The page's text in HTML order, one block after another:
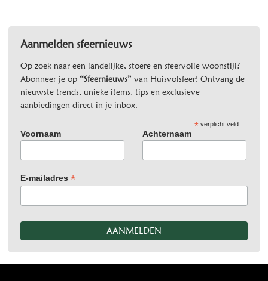
Aanmelden sfeernieuws
Op zoek naar een landelijke, stoere en sfeervolle woonstijl?
Abonneer je op “Sfeernieuws” van Huisvolsfeer! Ontvang de
nieuwste trends, unieke items, tips en exclusieve
aanbiedingen direct in je inbox.
*verplicht veld
Voornaam Achternaam
E-mailadres *